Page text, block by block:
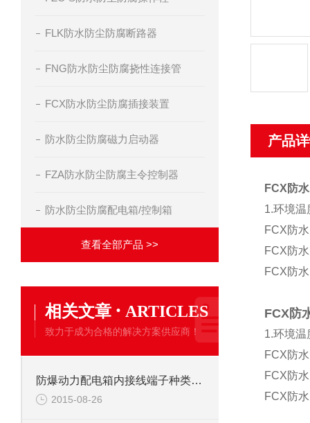
FLK防水防尘防腐断路器
FNG防水防尘防腐挠性连接管
FCX防水防尘防腐插接装置
防水防尘防腐磁力启动器
FZA防水防尘防腐主令控制器
防水防尘防腐配电箱/控制箱
查看全部产品 >>
相关文章 · ARTICLES
致力于成为合格的解决方案供应商！
防爆动力配电箱内接线端子种类大小的选择
2015-08-26
产品
FCX防
1.环境温
FCX防
FCX防
FCX防
FCX防
1.环境温
FCX防
FCX防
FCX防